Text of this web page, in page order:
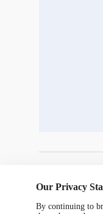
Our Privacy
By continuing to